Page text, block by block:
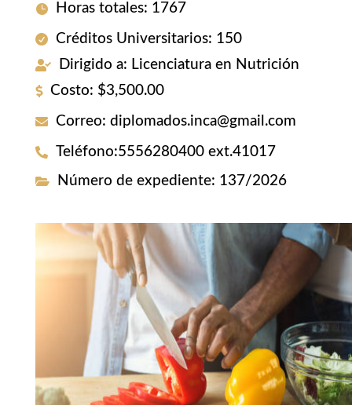
Horas totales: 1767
Créditos Universitarios: 150
Dirigido a: Licenciatura en Nutrición
Costo: $3,500.00
Correo: diplomados.inca@gmail.com
Teléfono:5556280400 ext.41017
Número de expediente: 137/2026